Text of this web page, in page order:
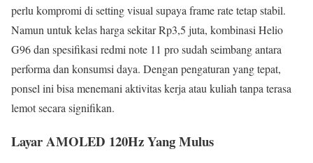
perlu kompromi di setting visual supaya frame rate tetap stabil.
Namun untuk kelas harga sekitar Rp3,5 juta, kombinasi Helio
G96 dan spesifikasi redmi note 11 pro sudah seimbang antara
performa dan konsumsi daya. Dengan pengaturan yang tepat,
ponsel ini bisa menemani aktivitas kerja atau kuliah tanpa terasa
lemot secara signifikan.
Layar AMOLED 120Hz Yang Mulus